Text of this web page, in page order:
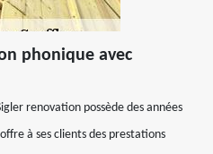
phonique avec
renovation possède des années
à ses clients des prestations